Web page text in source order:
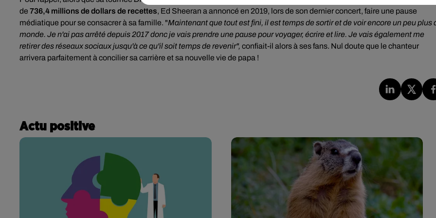
de 736,4 millions de dollars de recettes, Ed Sheeran a annoncé en 2019, lors de son dernier concert, faire une pause
médiatique pour se consacrer à sa famille. "Maintenant que tout est fini, il est temps de sortir et de voir encore un peu plus
monde. Je n'ai pas arrêté depuis 2017 donc je vais prendre une pause pour voyager, écrire et lire. Je vais également me
retirer des réseaux sociaux jusqu'à ce qu'il soit temps de revenir", confiait-il alors à ses fans. Nul doute que le chanteur
arrivera parfaitement à concilier sa carrière et sa nouvelle vie de papa !
Actu positive